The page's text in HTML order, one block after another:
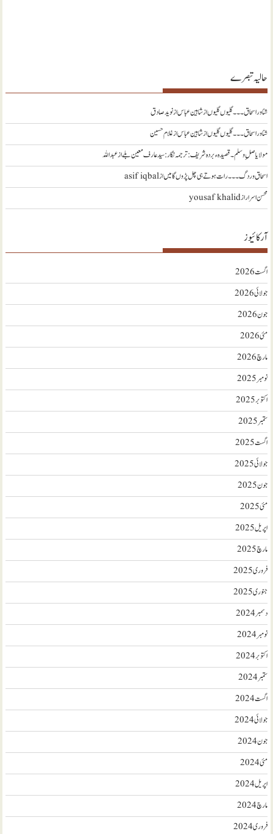
حالیہ تبصرے
شناور اسحاق ۔۔۔ گلیوں گلیوں از شاہین عباسازنويد صادق
شناور اسحاق ۔۔۔ گلیوں گلیوں از شاہین عباسازغلام حسین
مولا یا صلِ وسلم ۔قصیدہ ء بردہ شریف: ترجمہ نگار : سید عارف معین بلےازعبداللہ
اسحاق وردگ ۔۔۔ رات ہوتے ہی چل پڑوں گا میںازasif iqbal
محسن اسرارازyousaf khalid
آرکائیوز
اگست 2026
جولائی 2026
جون 2026
مئی 2026
مارچ 2026
نومبر 2025
اکتوبر 2025
ستمبر 2025
اگست 2025
جولائی 2025
جون 2025
مئی 2025
اپریل 2025
مارچ 2025
فروری 2025
جنوری 2025
دسمبر 2024
نومبر 2024
اکتوبر 2024
ستمبر 2024
اگست 2024
جولائی 2024
جون 2024
مئی 2024
اپریل 2024
مارچ 2024
فروری 2024